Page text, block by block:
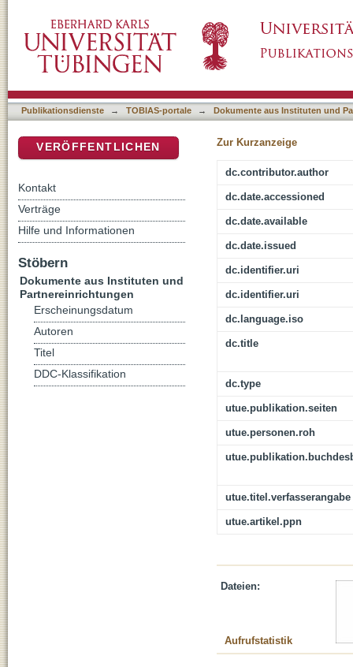
Publikationsdienste → TOBIAS-portale → Dokumente aus Instituten und
Zur Kurzanzeige
dc.contributor.author
dc.date.accessioned
dc.date.available
dc.date.issued
dc.identifier.uri
dc.identifier.uri
dc.language.iso
dc.title
dc.type
utue.publikation.seiten
utue.personen.roh
utue.titel.verfasserangabe
utue.artikel.ppn
Dateien:
Aufrufstatistik
VERÖFFENTLICHEN
Kontakt
Verträge
Hilfe und Informationen
Stöbern
Dokumente aus Instituten und
Partnereinrichtungen
Erscheinungsdatum
Autoren
Titel
DDC-Klassifikation